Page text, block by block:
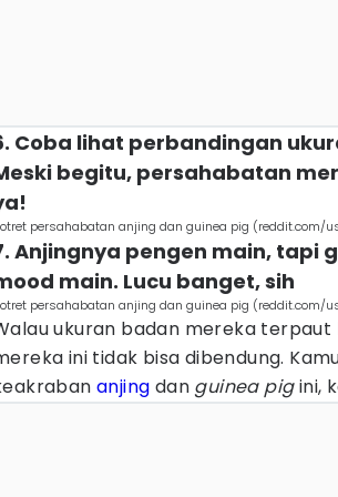
Coba lihat perbandingan
begitu, persahabatan
persahabatan anjing dan guinea pig (reddit.com/
Anjingnya pengen main, tapi
main. Lucu banget, sih
persahabatan anjing dan guinea pig (reddit.com/
ukuran badan mereka
ini tidak bisa dibendung.
anjing dan guinea pigini,